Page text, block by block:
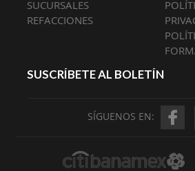
SUCURSALES
REFACCIONES
SUSCRÍBETE AL BOLETÍN
SÍGUENOS EN: